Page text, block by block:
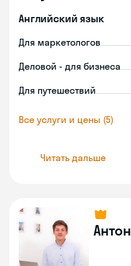
Английский язык
Для маркетологов
Деловой - для бизнеса
Для путешествий
Все услуги и цены (5)
Читать дальше
Антон